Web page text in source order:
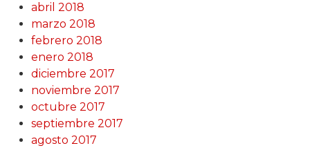
abril 2018
marzo 2018
febrero 2018
enero 2018
diciembre 2017
noviembre 2017
octubre 2017
septiembre 2017
agosto 2017